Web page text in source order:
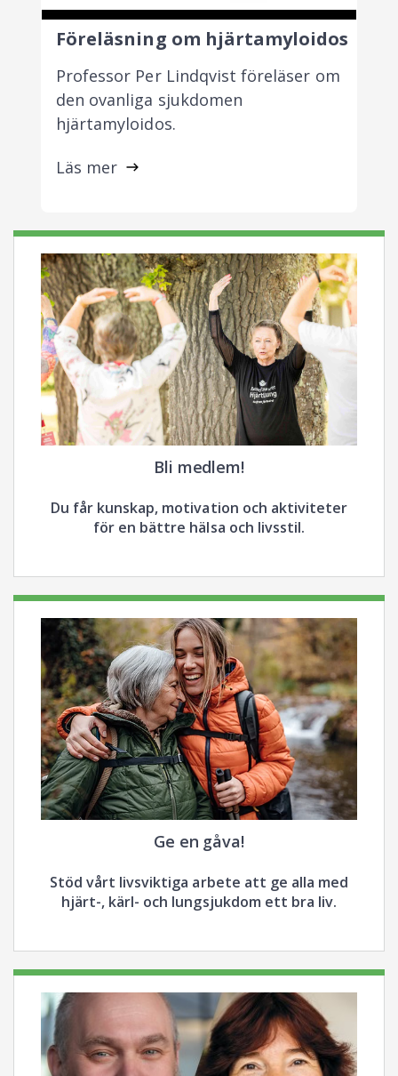
Föreläsning om hjärtamyloidos
Professor Per Lindqvist föreläser om
den ovanliga sjukdomen
hjärtamyloidos.
Läs mer
Bli medlem!
Du får kunskap, motivation och aktiviteter
för en bättre hälsa och livsstil.
Ge en gåva!
Stöd vårt livsviktiga arbete att ge alla med
hjärt-, kärl- och lungsjukdom ett bra liv.